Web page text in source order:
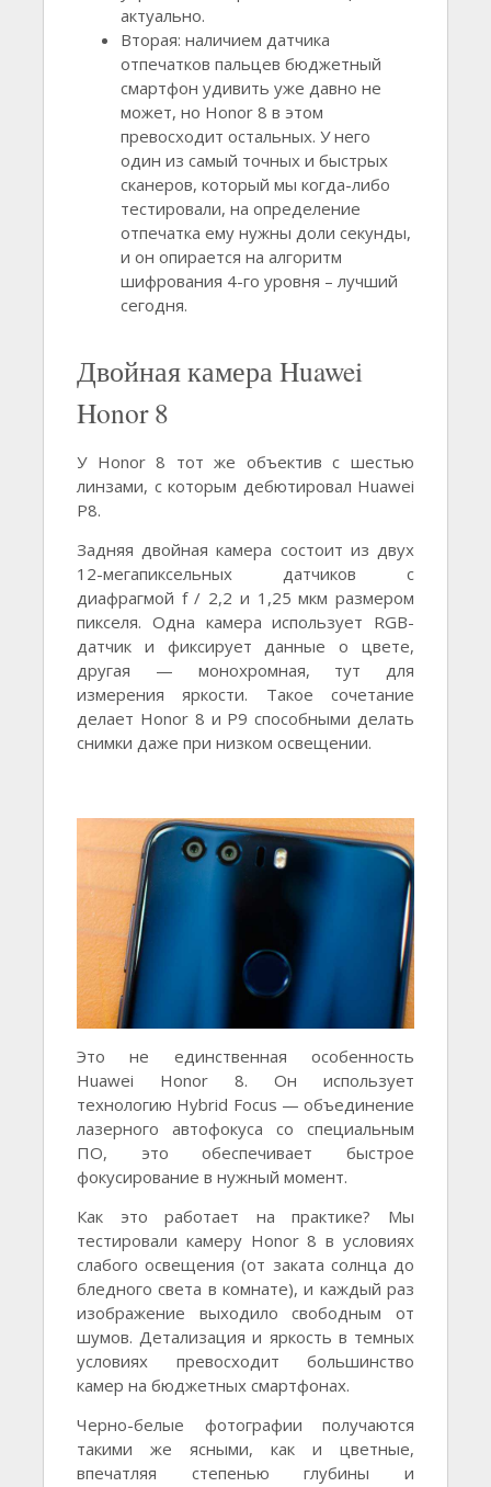
актуально.
Вторая: наличием датчика
отпечатков пальцев бюджетный
смартфон удивить уже давно не
может, но Honor 8 в этом
превосходит остальных. У него
один из самый точных и быстрых
сканеров, который мы когда-либо
тестировали, на определение
отпечатка ему нужны доли секунды,
и он опирается на алгоритм
шифрования 4-го уровня – лучший
сегодня.
Двойная камера Huawei
Honor 8
У Honor 8 тот же объектив с шестью
линзами, с которым дебютировал Huawei
P8.
Задняя двойная камера состоит из двух
12-мегапиксельных датчиков с
диафрагмой f / 2,2 и 1,25 мкм размером
пикселя. Одна камера использует RGB-
датчик и фиксирует данные о цвете,
другая — монохромная, тут для
измерения яркости. Такое сочетание
делает Honor 8 и Р9 способными делать
снимки даже при низком освещении.
Это не единственная особенность
Huawei Honor 8. Он использует
технологию Hybrid Focus — объединение
лазерного автофокуса со специальным
ПО, это обеспечивает быстрое
фокусирование в нужный момент.
Как это работает на практике? Мы
тестировали камеру Honor 8 в условиях
слабого освещения (от заката солнца до
бледного света в комнате), и каждый раз
изображение выходило свободным от
шумов. Детализация и яркость в темных
условиях превосходит большинство
камер на бюджетных смартфонах.
Черно-белые фотографии получаются
такими же ясными, как и цветные,
впечатляя степенью глубины и